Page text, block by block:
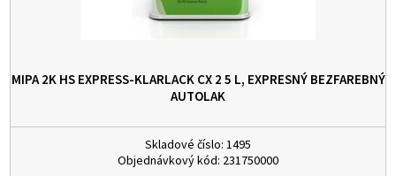
MIPA 2K HS EXPRESS-KLARLACK CX 2 5 L, EXPRESNÝ BEZFAREBNÝ
AUTOLAK
Skladové číslo: 1495
Objednávkový kód: 231750000